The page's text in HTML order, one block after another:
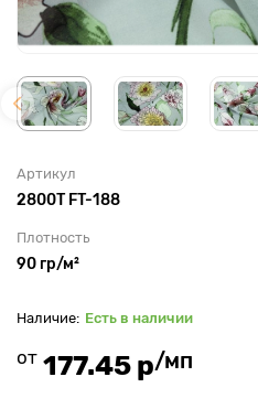
Артикул
2800T FT-188
Плотность
90 гр/м²
Есть в наличии
от 177.45 р/мп